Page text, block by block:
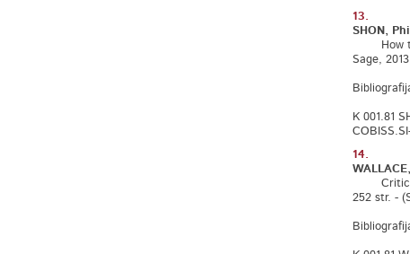
13.
SHON,
How to
Sage,
K 001.81
14.
Critical
252 str. -